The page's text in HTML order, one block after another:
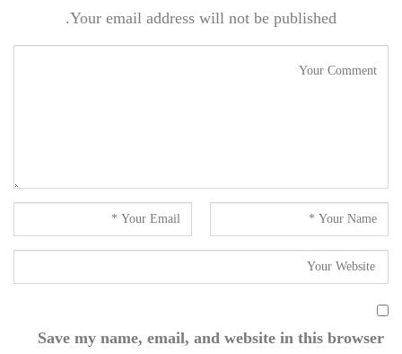
Your email address will not be published.
Save my name, email, and website in this browser